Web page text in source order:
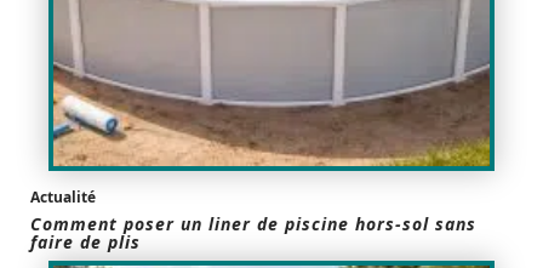
Actualité
Comment poser un liner de piscine hors-sol sans
faire de plis